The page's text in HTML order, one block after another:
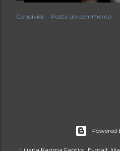
Condividi Posta un commento
Powered